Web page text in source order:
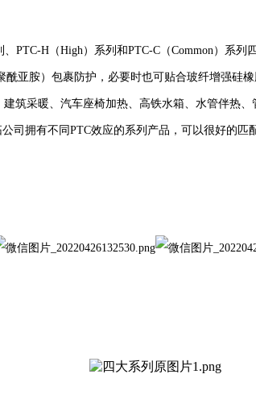
PTC-H（High）系列和PTC-C（Common）系
亚胺）包裹防护，必要时也可贴合玻纤增强
筑采暖、汽车座椅加热、高铁水箱、水管伴热
司拥有不同PTC效应的系列产品，可以很好的匹